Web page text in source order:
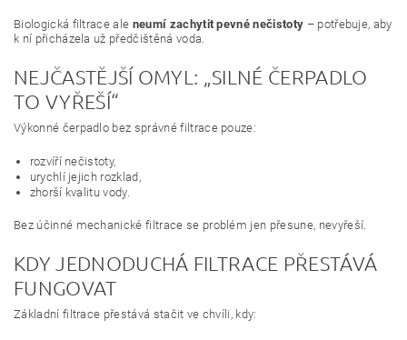
Biologická filtrace ale neumí zachytit pevné nečistoty – potřebuje, aby
k ní přicházela už předčištěná voda.
NEJČASTĚJŠÍ OMYL: „SILNÉ ČERPADLO
TO VYŘEŠÍ“
Výkonné čerpadlo bez správné filtrace pouze:
rozvíří nečistoty,
urychlí jejich rozklad,
zhorší kvalitu vody.
Bez účinné mechanické filtrace se problém jen přesune, nevyřeší.
KDY JEDNODUCHÁ FILTRACE PŘESTÁVÁ
FUNGOVAT
Základní filtrace přestává stačit ve chvíli, kdy: